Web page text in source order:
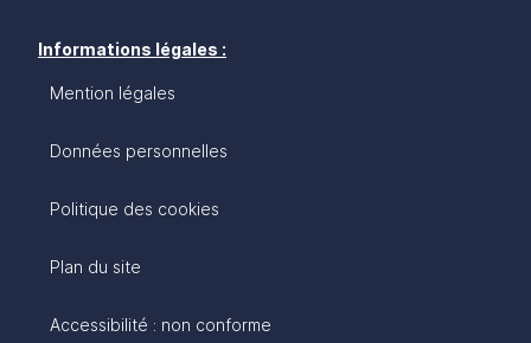
Informations légales :
Mention légales
Données personnelles
Politique des cookies
Plan du site
Accessibilité : non conforme